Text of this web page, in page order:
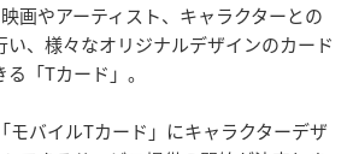
画やアーティスト、キャラクターとの
い、様々なオリジナルデザインのカード
「Tカード」。
モバイルTカード」にキャラクターデザ